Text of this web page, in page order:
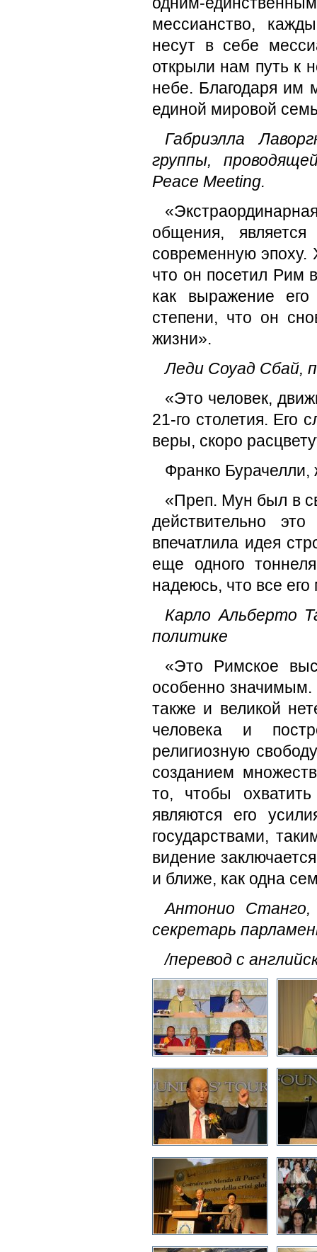
мессианство,
несут в себе
открыли нам путь к
небе. Благодаря им
единой мировой
Габриэлла
группы,
Peace Meeting.
общения,
современную эпоху.
что он посетил Рим
как выражение
степени, что он
жизни».
Леди Соуад Сбай,
«Это человек,
21-го столетия. Его
веры, скоро
Франко Бурачелли,
«Преп. Мун был в
действительно
впечатлила идея
еще одного
надеюсь, что все
Карло Альберто
политике
«Это Римское
особенно значимым.
также и великой
человека и
религиозную
созданием
то, чтобы
являются его
государствами,
видение
и ближе, как одна
Антонио Станго,
секретарь
/перевод с